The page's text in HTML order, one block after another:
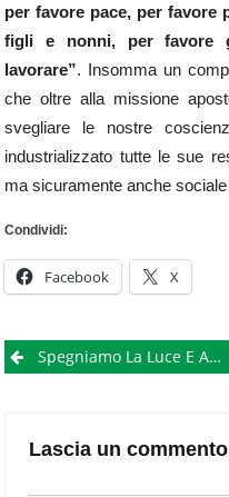
per favore pace, per favore
figli e nonni, per favore
lavorare”. Insomma un
che oltre alla missione
svegliare le nostre
industrializzato tutte le sue
ma sicuramente anche
Condividi:
Facebook X
PostSpegniamo La Luce E Accendiamo I Sensi: È Un Invito A Cena, Al Buio
Lascia un commento